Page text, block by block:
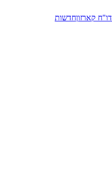
דו"ח קארזוןחדשות